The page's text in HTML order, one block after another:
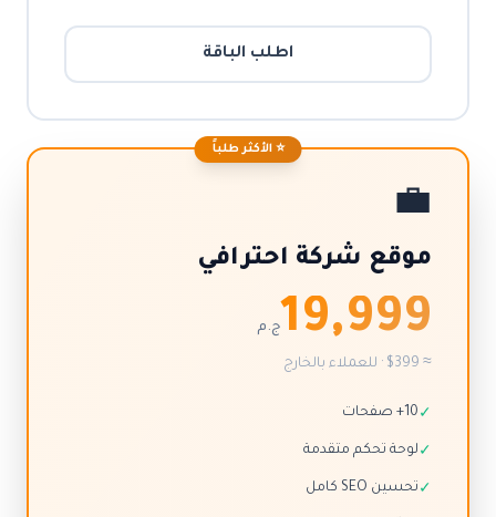
اطلب الباقة
⭐ الأكثر طلباً
💼
موقع شركة احترافي
19,999ج.م
≈ $399 · للعملاء بالخارج
✓ 10+ صفحات
✓ لوحة تحكم متقدمة
✓ تحسين SEO كامل